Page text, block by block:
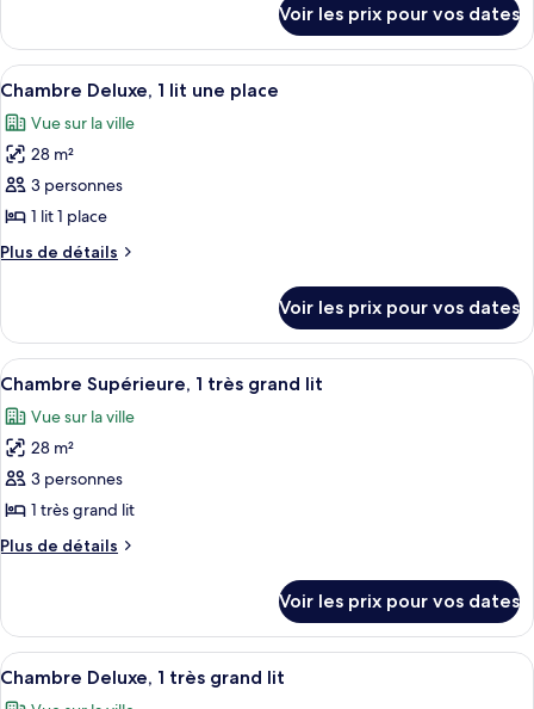
Chambre
Supérieure,
1
lit
une
place
le
type
de
Chambre
Supérieure,
lit
une
Voir les prix pour vos dates
Afficher
toutes
les
photos
pour
ce
type
de
Chambre
Deluxe,
1
lit
une
place
Une chambre d’hôtel avec deux
4
Chambre Deluxe, 1 lit une place
Vue sur la ville
28 m²
3 personnes
1 lit 1 place
Plus de détails
Plus
le
type
de
Chambre
Deluxe,
lit
une
Voir les prix pour vos dates
Afficher
toutes
les
photos
pour
ce
type
de
Chambre
Supérieure,
1
très
Une chambre d’hôtel avec un grand
4
Chambre Supérieure, 1 très grand lit
Vue sur la ville
28 m²
3 personnes
1 très grand lit
Plus de détails
Plus
le
type
de
Voir les prix pour vos dates
Afficher
toutes
Une chambre d’hôtel moderne,
4
Chambre Deluxe, 1 très grand lit